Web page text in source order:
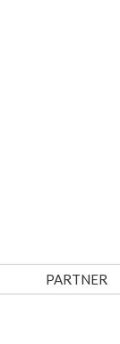
PARTNER